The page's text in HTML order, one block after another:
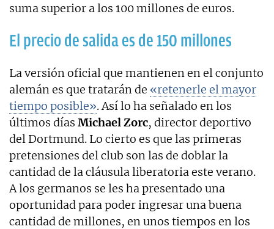
suma superior a los 100 millones de euros.
El precio de salida es de 150 millones
La versión oficial que mantienen en el conjunto
alemán es que tratarán de «retenerle el mayor
tiempo posible». Así lo ha señalado en los
últimos días Michael Zorc, director deportivo
del Dortmund. Lo cierto es que las primeras
pretensiones del club son las de doblar la
cantidad de la cláusula liberatoria este verano.
A los germanos se les ha presentado una
oportunidad para poder ingresar una buena
cantidad de millones, en unos tiempos en los